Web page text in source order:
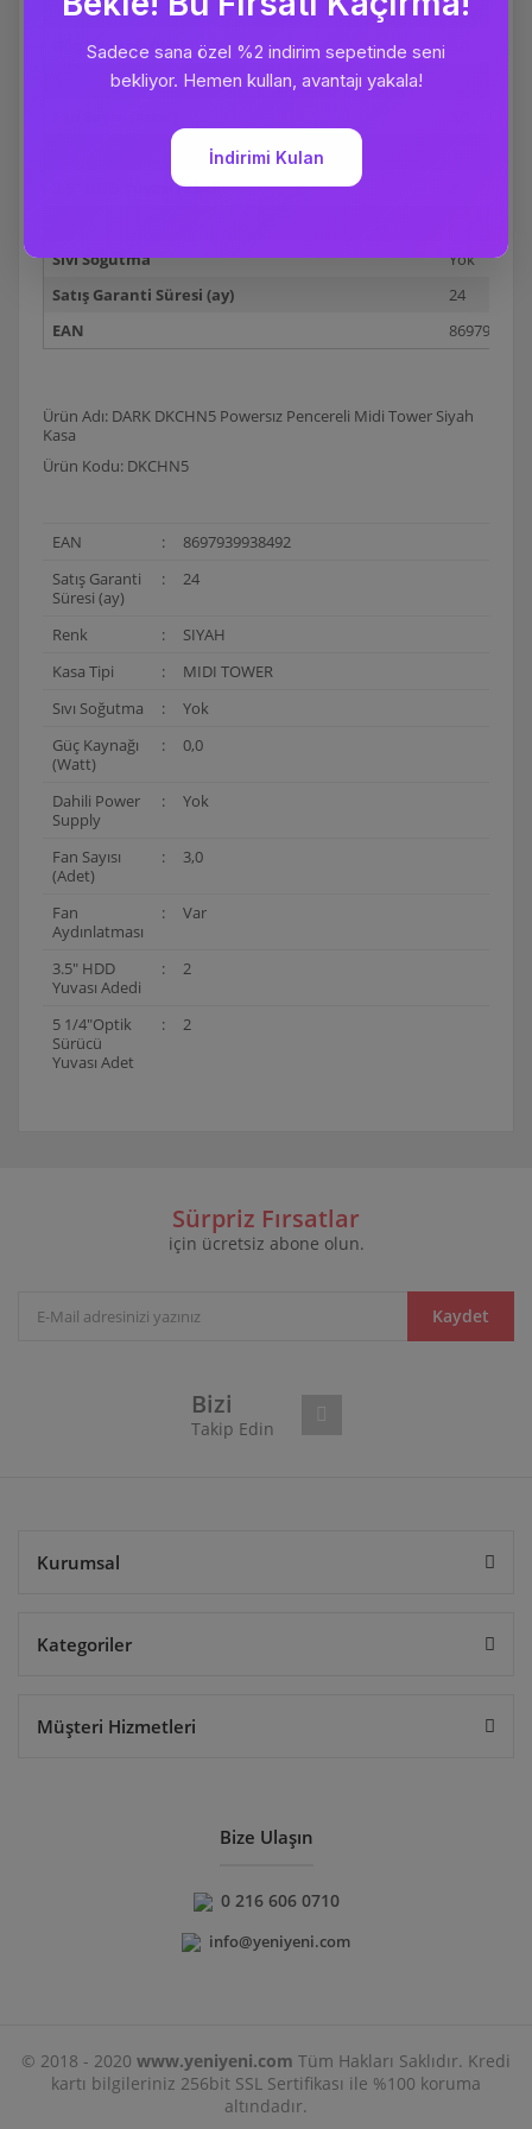
Renk
Siyah
Güç Kaynağı (Watt)
Dahili Power Supply
3.5" HDD Yuvası Adedi
Sıvı Soğutma
Yok
Satış Garanti Süresi (ay)
24
EAN
Ürün Adı: DARK DKCHN5 Powersız Pencereli Midi Tower Siyah
Kasa
Ürün Kodu: DKCHN5
EAN :
8697939938492
Satış Garanti
Süresi (ay)
: 24
Renk :
SIYAH
Kasa Tipi
:
MIDI TOWER
Sıvı Soğutma
:
Yok
Güç Kaynağı
(Watt)
: 0,0
Dahili Power
Supply
: Yok
Fan Sayısı
(Adet)
: 3,0
Fan
Aydınlatması
: Var
3.5" HDD
Yuvası Adedi
: 2
5 1/4"Optik
Sürücü
Yuvası Adet
: 2
Yorum Yaz
Ürün resmi kalitesiz, bozuk veya görüntülenemiyor.
Ürün bilgilerinde hatalar bulunuyor.
Sürpriz Fırsatlar
için ücretsiz abone olun.
Kaydet
Bizi
Takip Edin
Kurumsal
Kategoriler
Müşteri Hizmetleri
Bize Ulaşın
0 216 606 0710
info@yeniyeni.com
© 2018 - 2020 www.yeniyeni.com Tüm Hakları Saklıdır. Kredi
kartı bilgileriniz 256bit SSL Sertifikası ile %100 koruma
altındadır.